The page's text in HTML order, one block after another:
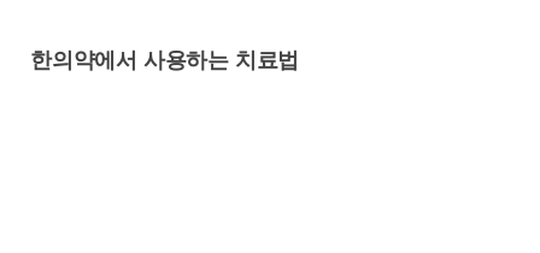
한의약에서 사용하는 치료법